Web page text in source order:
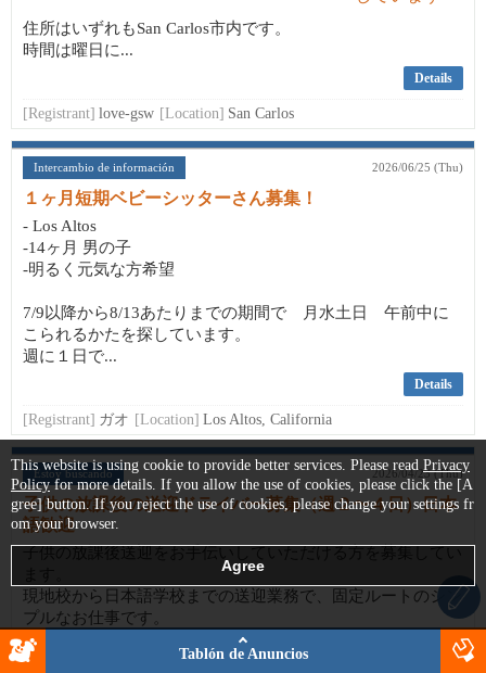
住所はいずれもSan Carlos市内です。
時間は曜日に...
Details
[Registrant] love-gsw [Location] San Carlos
Intercambio de información 2026/06/25 (Thu)
１ヶ月短期ベビーシッターさん募集！
- Los Altos
-14ヶ月 男の子
-明るく元気な方希望
7/9以降から8/13あたりまでの期間で 月水土日 午前中に
こられるかたを探しています。
週に１日で...
Details
[Registrant] ガオ [Location] Los Altos, California
Estoy buscando 2026/04/23 (Thu)
子供の放課後の送迎ドライバー募集（週２〜４日）日本
語歓迎
現地校から日本語学校までの送迎業務で、固定ルートのシン
プルなお仕事です。
⸻ Tablón de Anuncios
This website is using cookie to provide better services. Please read Privacy
Policyfor more details. If you allow the use of cookies, please click the [A
gree] button. If you reject the use of cookies, please change your settings fr
om your browser.